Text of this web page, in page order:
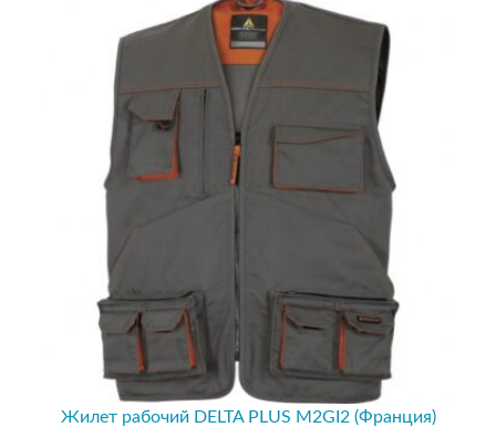
Жилет рабочий DELTA PLUS M2GI2 (Франция)